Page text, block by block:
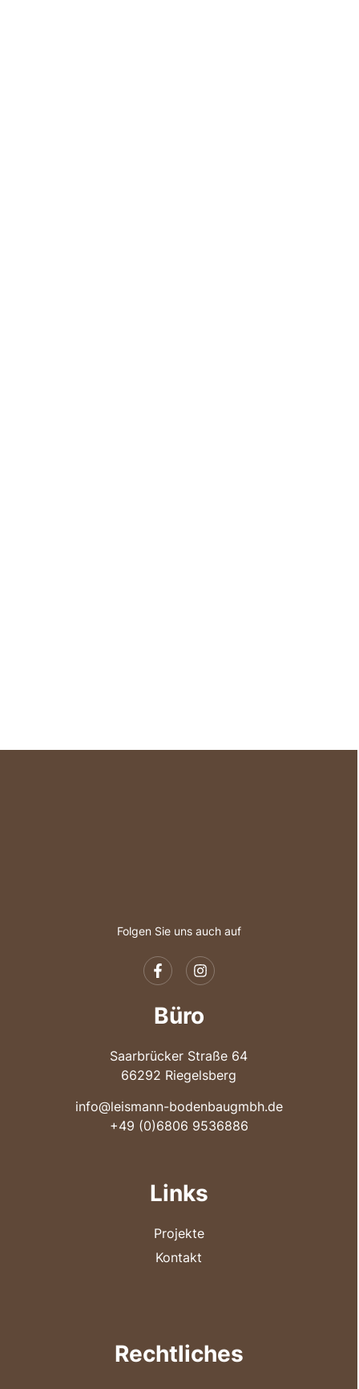
Folgen Sie uns auch auf
Büro
Saarbrücker Straße 64
66292 Riegelsberg
info@leismann-bodenbaugmbh.de
+49 (0)6806 9536886
Links
Projekte
Kontakt
Rechtliches